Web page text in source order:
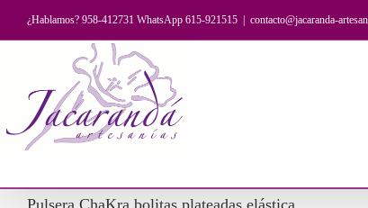
contenido
¿Hablamos? 958-412731 WhatsApp 615-921515 contacto@jacaranda-
Pulsera ChaKra bolitas plateadas elástica